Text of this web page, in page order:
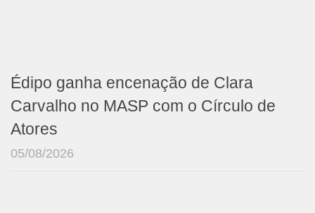
Édipo ganha encenação de Clara
Carvalho no MASP com o Círculo de
Atores
05/08/2026